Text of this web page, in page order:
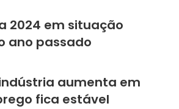
2024 em situação
ano passado
aumenta em
fica estável